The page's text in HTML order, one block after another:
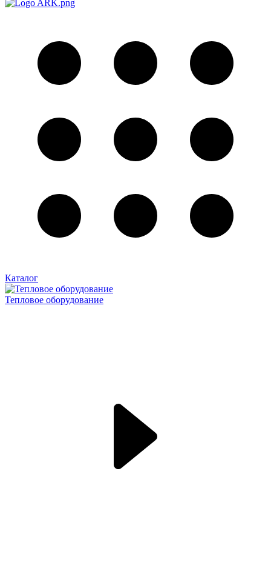
Каталог
Тепловое оборудование